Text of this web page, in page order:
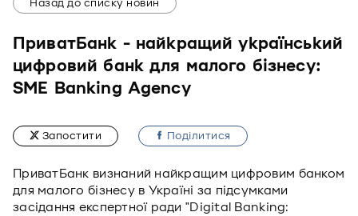
Назад до списку новин
ПриватБанк - найкращий український
цифровий банк для малого бізнесу:
SME Banking Agency
Запостити Подiлитися
ПриватБанк визнаний найкращим цифровим банком
для малого бізнесу в Україні за підсумками
засідання експертної ради "Digital Banking: